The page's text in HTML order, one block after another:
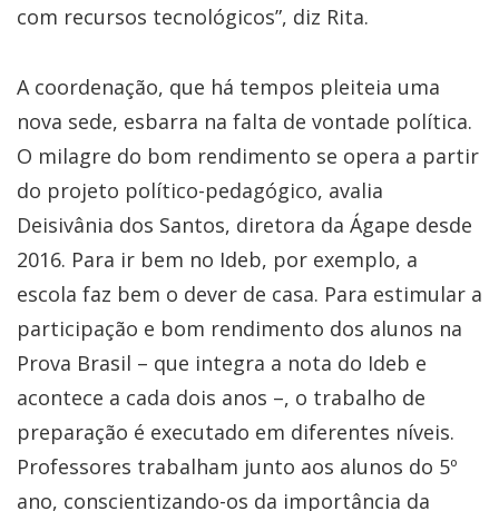
com recursos tecnológicos”, diz Rita.
A coordenação, que há tempos pleiteia uma
nova sede, esbarra na falta de vontade política.
O milagre do bom rendimento se opera a partir
do projeto político-pedagógico, avalia
Deisivânia dos Santos, diretora da Ágape desde
2016. Para ir bem no Ideb, por exemplo, a
escola faz bem o dever de casa. Para estimular a
participação e bom rendimento dos alunos na
Prova Brasil – que integra a nota do Ideb e
acontece a cada dois anos –, o trabalho de
preparação é executado em diferentes níveis.
Professores trabalham junto aos alunos do 5º
ano, conscientizando-os da importância da